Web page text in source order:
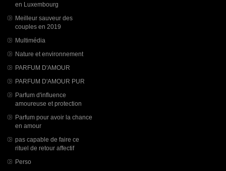
en Luxembourg
Meilleur sauveur des
couples en 2019
Multimédia
Nature et environnement
PARFUM D'AMOUR
PARFUM D'AMOUR PUR
Parfum d'influence
amoureuse et protection
Parfum pour avoir la chance
en amour
pas capable de faire ce
rituel de retour affectif
Perso